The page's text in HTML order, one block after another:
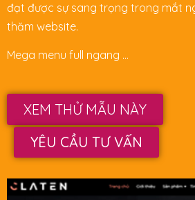
đạt được sự sang trọng trong mắt
thăm website.
Mega menu full ngang …
XEM THỬ MẪU NÀY
YÊU CẦU TƯ VẤN